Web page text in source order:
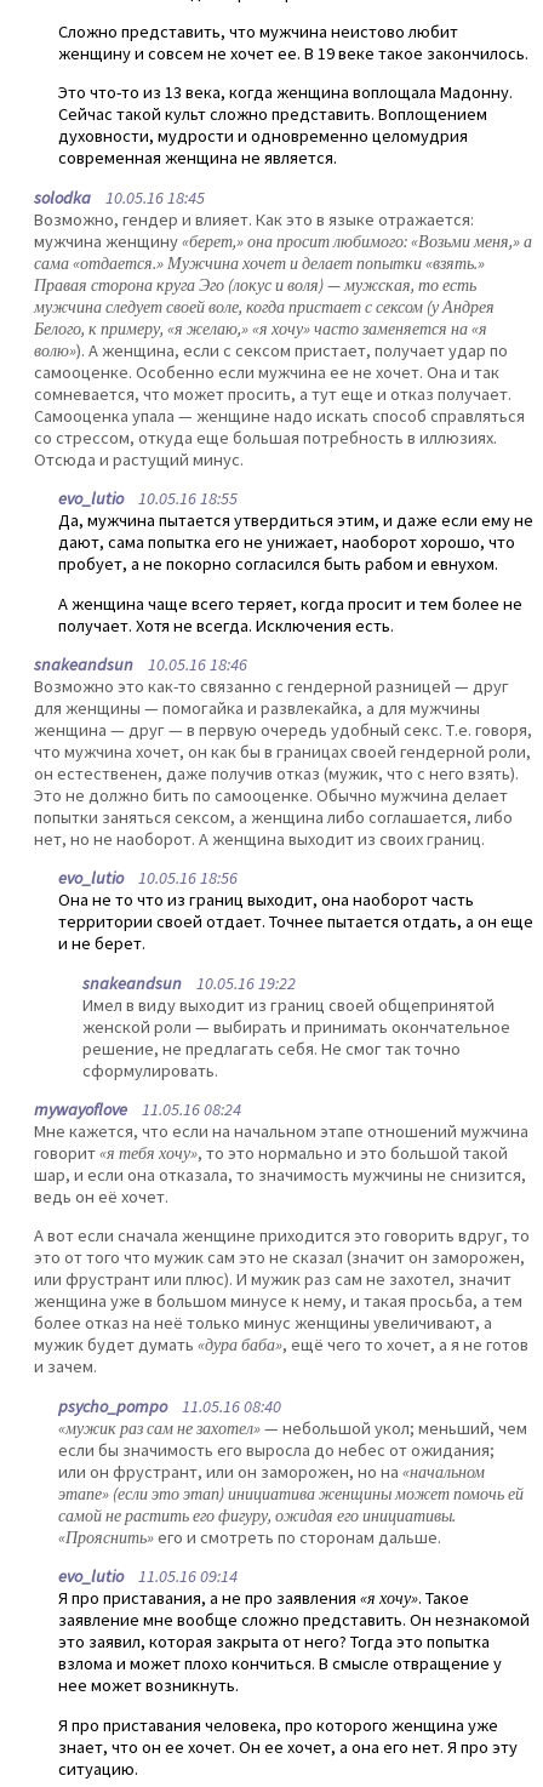
Сложно представить, что мужчина неистово любит
женщину и совсем не хочет ее. В 19 веке такое закончилось.
Это что-то из 13 века, когда женщина воплощала Мадонну.
Сейчас такой культ сложно представить. Воплощением
духовности, мудрости и одновременно целомудрия
современная женщина не является.
solodka 10.05.16 18:45
Возможно, гендер и влияет. Как это в языке отражается:
мужчина женщину«берет,» она просит любимого: «Возьми меня,» а
сама «отдается.» Мужчина хочет и делает попытки «взять.»
Правая сторона круга Эго (локус и воля) — мужская, то есть
мужчина следует своей воле, когда пристает с сексом (у Андрея
Белого, к примеру, «я желаю,» «я хочу» часто заменяется на «я
волю»). А женщина, если с сексом пристает, получает удар по
самооценке. Особенно если мужчина ее не хочет. Она и так
сомневается, что может просить, а тут еще и отказ получает.
Самооценка упала — женщине надо искать способ справляться
со стрессом, откуда еще большая потребность в иллюзиях.
Отсюда и растущий минус.
evo_lutio10.05.16 18:55
Да, мужчина пытается утвердиться этим, и даже если ему не
дают, сама попытка его не унижает, наоборот хорошо, что
пробует, а не покорно согласился быть рабом и евнухом.
А женщина чаще всего теряет, когда просит и тем более не
получает. Хотя не всегда. Исключения есть.
snakeandsun 10.05.16 18:46
Возможно это как-то связанно с гендерной разницей — друг
для женщины — помогайка и развлекайка, а для мужчины
женщина — друг — в первую очередь удобный секс. Т.е. говоря,
что мужчина хочет, он как бы в границах своей гендерной роли,
он естественен, даже получив отказ (мужик, что с него взять).
Это не должно бить по самооценке. Обычно мужчина делает
попытки заняться сексом, а женщина либо соглашается, либо
нет, но не наоборот. А женщина выходит из своих границ.
evo_lutio10.05.16 18:56
Она не то что из границ выходит, она наоборот часть
территории своей отдает. Точнее пытается отдать, а он еще
и не берет.
snakeandsun 10.05.16 19:22
Имел в виду выходит из границ своей общепринятой
женской роли — выбирать и принимать окончательное
решение, не предлагать себя. Не смог так точно
сформулировать.
mywayoflove 11.05.16 08:24
Мне кажется, что если на начальном этапе отношений мужчина
говорит«я тебя хочу», то это нормально и это большой такой
шар, и если она отказала, то значимость мужчины не снизится,
ведь он её хочет.
А вот если сначала женщине приходится это говорить вдруг, то
это от того что мужик сам это не сказал (значит он заморожен,
или фрустрант или плюс). И мужик раз сам не захотел, значит
женщина уже в большом минусе к нему, и такая просьба, а тем
более отказ на неё только минус женщины увеличивают, а
мужик будет думать «дура баба», ещё чего то хочет, а я не готов
и зачем.
psycho_pompo11.05.16 08:40
«мужик раз сам не захотел»— небольшой укол; меньший, чем
если бы значимость его выросла до небес от ожидания;
или он фрустрант, или он заморожен, но на «начальном
этапе» (если это этап) инициатива женщины может помочь ей
самой не растить его фигуру, ожидая его инициативы.
«Прояснить»его и смотреть по сторонам дальше.
evo_lutio11.05.16 09:14
Я про приставания, а не про заявления «я хочу». Такое
заявление мне вообще сложно представить. Он незнакомой
это заявил, которая закрыта от него? Тогда это попытка
взлома и может плохо кончиться. В смысле отвращение у
нее может возникнуть.
Я про приставания человека, про которого женщина уже
знает, что он ее хочет. Он ее хочет, а она его нет. Я про эту
ситуацию.